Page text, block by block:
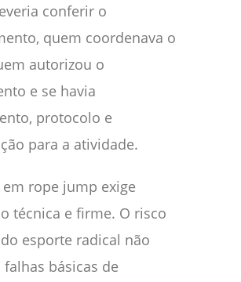
conferir o
quem coordenava o
autorizou o
e se havia
protocolo e
para a atividade.
rope jump exige
técnica e firme. O risco
esporte radical não
falhas básicas de